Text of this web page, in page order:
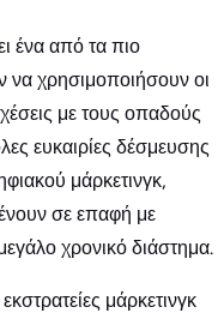
ένα από τα πιο
να χρησιμοποιήσουν οι
με τους οπαδούς
ευκαιρίες δέσμευσης
μάρκετινγκ,
σε επαφή με
χρονικό διάστημα.
μάρκετινγκ